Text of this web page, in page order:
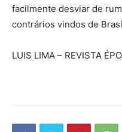
facilmente desviar de
contrários vindos de
LUIS LIMA – REVISTA